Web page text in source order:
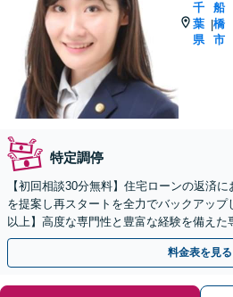
千
葉
県
|
船
橋
市
特定調停
【初回相談30分無料】住宅ローンの返済
を提案し再スタートを全力でバックアップ
以上】高度な専門性と豊富な経験を備え
に対応【分割・後払い応相談】【LINE相談
料金表を見る